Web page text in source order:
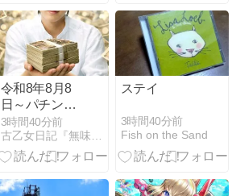
令和8年8月8
日～パチンカ
スに札束を！
～
3時間40分前
ステイ
3時間40分前
Fish on the Sand